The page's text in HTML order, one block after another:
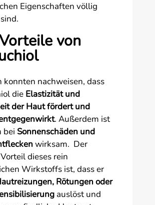
Eigenschaften völlig
von
konnten nachweisen, dass
die Elastizität und
der Haut fördert und
. Außerdem ist
bei Sonnenschäden und
wirksam. Der
dieses rein
Wirkstoffs ist, dass er
Rötungen oder
auslöst und